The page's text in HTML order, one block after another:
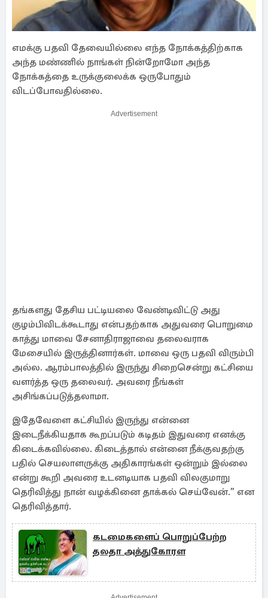
எமக்கு பதவி தேவையில்லை எந்த நோக்கத்திற்காக
அந்த மண்ணில் நாங்கள் நின்றோமோ அந்த
நோக்கத்தை உருக்குலைக்க ஒருபோதும்
விடப்போவதில்லை.
Advertisement
தங்களது தேசிய பட்டியலை வேண்டிவிட்டு அது
குழம்பிவிடக்கூடாது என்பதற்காக அதுவரை பொறுமை
காத்து மாவை சேனாதிராஜாவை தலைவராக
மேசையில் இருத்தினார்கள். மாவை ஒரு பதவி விரும்பி
அல்ல. ஆரம்பாலத்தில் இருந்து சிறைசென்று கட்சியை
வளர்த்த ஒரு தலைவர். அவரை நீங்கள்
அசிங்கப்படுத்தலாமா.
இதேவேளை கட்சியில் இருந்து என்னை
இடைநீக்கியதாக கூறப்படும் கடிதம் இதுவரை எனக்கு
கிடைக்கவில்லை. கிடைத்தால் என்னை நீக்குவதற்கு
பதில் செயலாளருக்கு அதிகாரங்கள் ஒன்றும் இல்லை
என்று கூறி அவரை உடனடியாக பதவி விலகுமாறு
தெரிவித்து நான் வழக்கினை தாக்கல் செய்வேன்.” என
தெரிவித்தார்.
கடமைகளைப் பொறுப்பேற்ற
தலதா அத்துகோரள